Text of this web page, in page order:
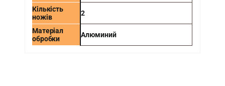
Кількість
ножів
2
Матеріал
обробки
Алюминий